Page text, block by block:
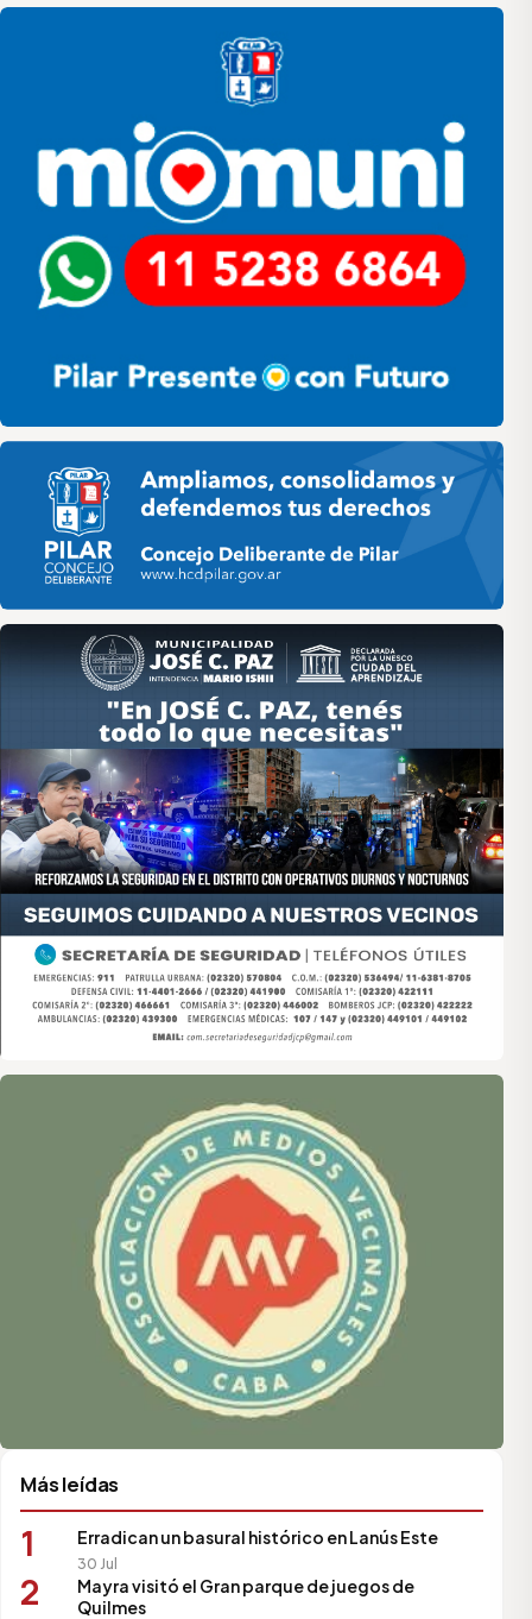
Pilar HCD
Asociación de Medios Vecinales
Más leídas
1 Erradican un basural histórico en Lanús Este
30 Jul
2
Mayra visitó el Gran parque de juegos de
Quilmes